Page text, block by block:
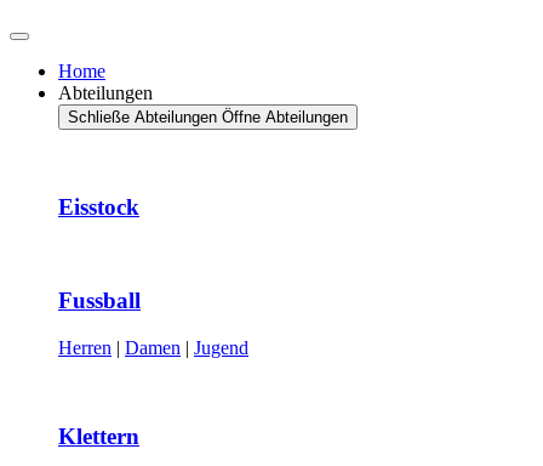
Home
Abteilungen
Schließe Abteilungen Öffne Abteilungen
Eisstock
Fussball
Herren | Damen | Jugend
Klettern